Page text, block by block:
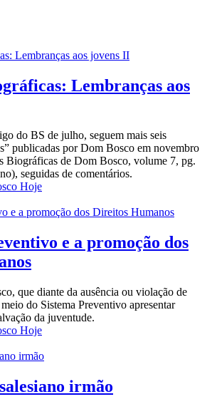
Lembranças aos
do BS de julho, seguem mais seis
publicadas por Dom Bosco em novembro
Biográficas de Dom Bosco, volume 7, pg.
seguidas de comentários.
Hoje
e a promoção dos
que diante da ausência ou violação de
do Sistema Preventivo apresentar
da juventude.
Hoje
irmão